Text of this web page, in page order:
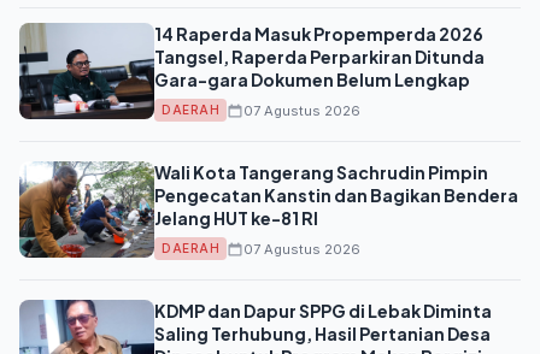
14 Raperda Masuk Propemperda 2026
Tangsel, Raperda Perparkiran Ditunda
Gara-gara Dokumen Belum Lengkap
DAERAH 07 Agustus 2026
Wali Kota Tangerang Sachrudin Pimpin
Pengecatan Kanstin dan Bagikan Bendera
Jelang HUT ke-81 RI
DAERAH 07 Agustus 2026
KDMP dan Dapur SPPG di Lebak Diminta
Saling Terhubung, Hasil Pertanian Desa